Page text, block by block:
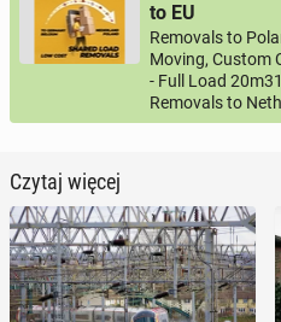
to EU
Removals to
Moving, Custom
- Full Load
Removals to
Czytaj więcej